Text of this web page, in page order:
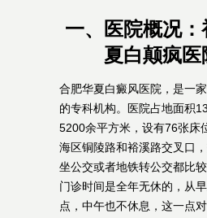
一、医院概况
夏白颠疯医
合肥华夏白癜风医院，是一
的专科机构。医院占地面积
5200余平方米，设有76张床
海区铜陵路和裕溪路交叉口
坐公交或者地铁转公交都比
门诊时间是全年无休的，从
点，中午也不休息，这一点